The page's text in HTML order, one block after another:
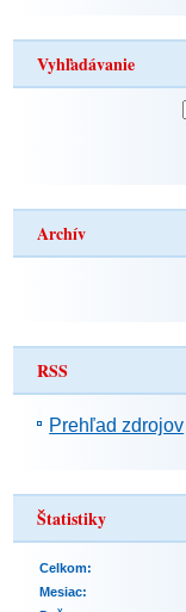
Vyhľadávanie
Archív
RSS
Prehľad zdrojov
Štatistiky
Celkom:
Mesiac: